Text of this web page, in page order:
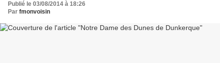
Publié le 03/08/2014 à 18:26
Par fmonvoisin